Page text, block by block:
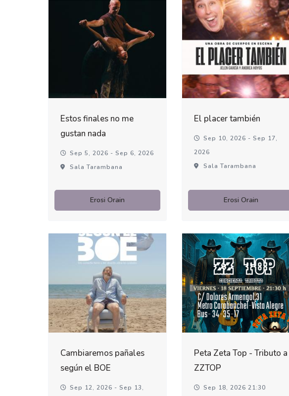
Estos finales no me
gustan nada
Sep 5, 2026 - Sep 6, 2026
Sala Tarambana
Erosi Orain
El placer también
Sep 10, 2026 - Sep 17,
2026
Sala Tarambana
Erosi Orain
Cambiaremos pañales
según el BOE
Sep 12, 2026 - Sep 13,
Peta Zeta Top - Tributo a
ZZTOP
Sep 18, 2026 21:30